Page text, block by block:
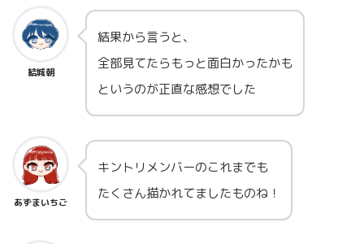
結城朝
結果から言うと、
全部見てたらもっと面白かったかも
というのが正直な感想でした
あずまいちご
キントリメンバーのこれまでも
たくさん描かれてましたものね！